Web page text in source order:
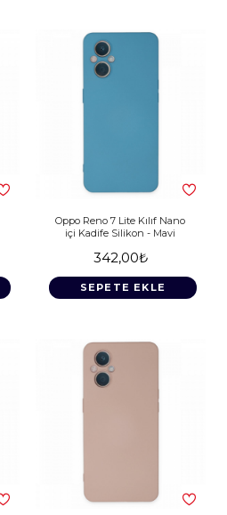
Oppo Reno 7 Lite Kılıf Nano
içi Kadife Silikon - Mavi
342,00₺
SEPETE EKLE